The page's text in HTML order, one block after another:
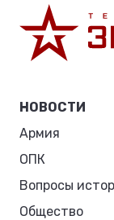
НОВОСТИ
Армия
ОПК
Вопросы
Общество